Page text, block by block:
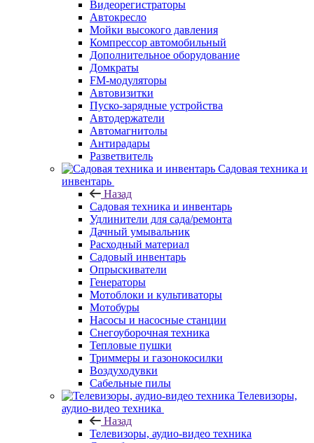
Видеорегистраторы
Автокресло
Мойки высокого давления
Компрессор автомобильный
Дополнительное оборудование
Домкраты
FM-модуляторы
Автовизитки
Пуско-зарядные устройства
Автодержатели
Автомагнитолы
Антирадары
Разветвитель
Садовая техника и
инвентарь
Назад
Садовая техника и инвентарь
Удлинители для сада/ремонта
Дачный умывальник
Расходный материал
Садовый инвентарь
Опрыскиватели
Генераторы
Мотоблоки и культиваторы
Мотобуры
Насосы и насосные станции
Снегоуборочная техника
Тепловые пушки
Триммеры и газонокосилки
Воздуходувки
Сабельные пилы
Телевизоры,
аудио-видео техника
Назад
Телевизоры, аудио-видео техника